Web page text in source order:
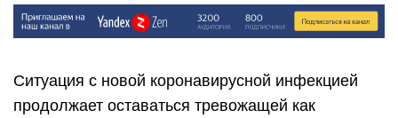
Ситуация с новой коронавирусной инфекцией
продолжает оставаться тревожащей как